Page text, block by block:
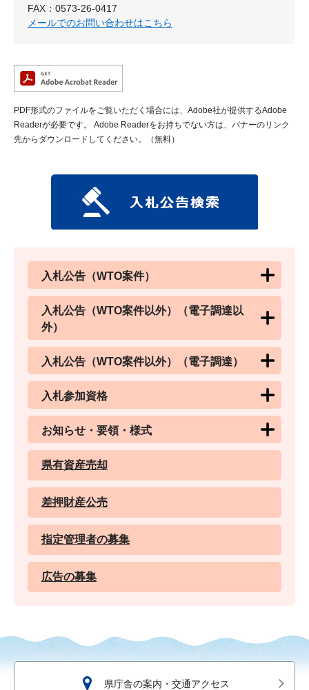
FAX：0573-26-0417
メールでのお問い合わせはこちら
PDF形式のファイルをご覧いただく場合には、Adobe社が提供するAdobe
Readerが必要です。
Adobe Readerをお持ちでない方は、バナーのリンク
先からダウンロードしてください。（無料）
入札公告（WTO案件）
入札公告（WTO案件以外）（電子調達以
外）
入札公告（WTO案件以外）（電子調達）
入札参加資格
お知らせ・要領・様式
県有資産売却
差押財産公売
指定管理者の募集
広告の募集
県庁舎の案内・交通アクセス